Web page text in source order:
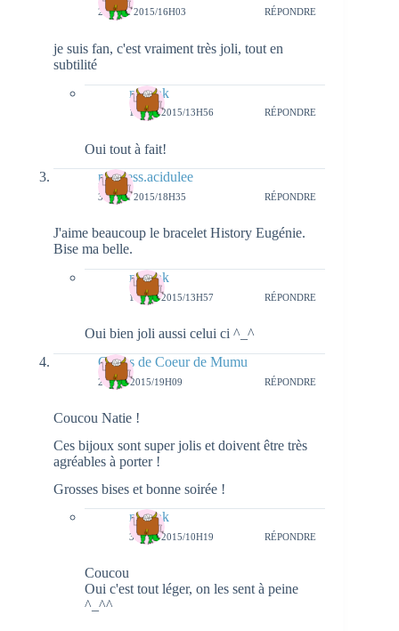
28 MAI 2015/16H03 RÉPONDRE
je suis fan, c'est vraiment très joli, tout en
subtilité
natieak
1 JUIN 2015/13H56 RÉPONDRE
Oui tout à fait!
princess.acidulee
30 MAI 2015/18H35 RÉPONDRE
J'aime beaucoup le bracelet History Eugénie.
Bise ma belle.
natieak
1 JUIN 2015/13H57 RÉPONDRE
Oui bien joli aussi celui ci ^_^
Coups de Coeur de Mumu
2 JUIN 2015/19H09 RÉPONDRE
Coucou Natie !
Ces bijoux sont super jolis et doivent être très
agréables à porter !
Grosses bises et bonne soirée !
natieak
3 JUIN 2015/10H19 RÉPONDRE
Coucou
Oui c'est tout léger, on les sent à peine
^_^^